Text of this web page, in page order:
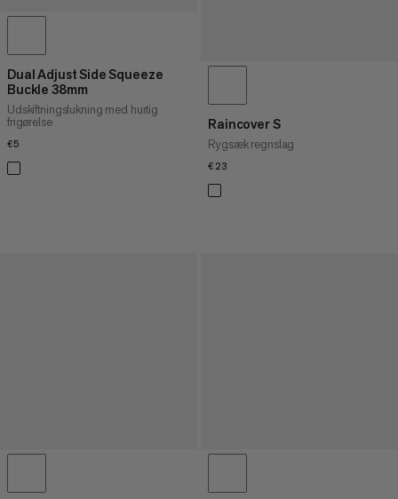
Dual Adjust Side Squeeze
Buckle 38mm
Udskiftningslukning med hurtig
frigørelse
€5
Raincover S
Rygsæk regnslag
€23